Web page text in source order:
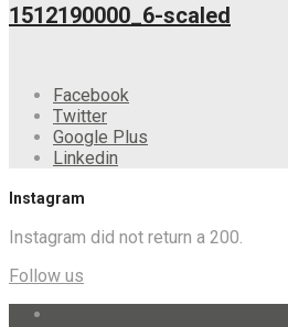
1512190000_6-scaled
Facebook
Twitter
Google Plus
Linkedin
Instagram
Instagram did not return a 200.
Follow us